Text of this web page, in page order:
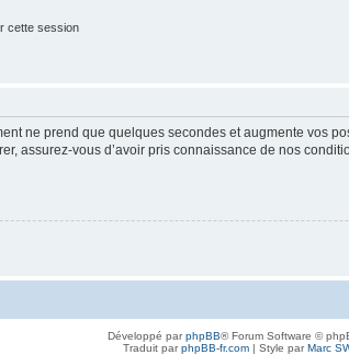
cette session
ne prend que quelques secondes et augmente vos
assurez-vous d’avoir pris connaissance de nos
Développé parphpBB® Forum Software ©
Traduit parphpBB-fr.com| Style parMarc